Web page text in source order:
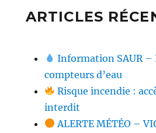
ARTICLES
Information SAUR –
compteurs d’eau
Risque incendie :
interdit
ALERTE MÉTÉO –